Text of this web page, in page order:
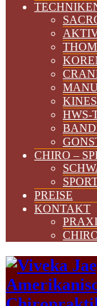
HWS-
CHIRO –
PREISE
KONTAKT